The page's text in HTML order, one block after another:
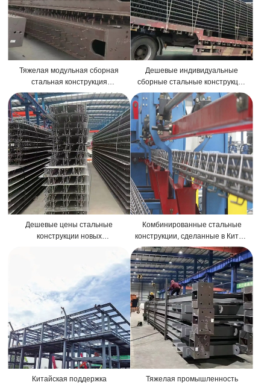
Тяжелая модульная сборная
стальная конструкция
Металлический каркас склада
Стальной ангар Строительство
Дешевые индивидуальные
сборные стальные конструкции
склада фермы здания
Дешевые цены стальные
конструкции новых
Комбинированные стальные
конструкции, сделанные в Китае,
стальная конструкция для
цементного завода
Китайская поддержка
Тяжелая промышленность